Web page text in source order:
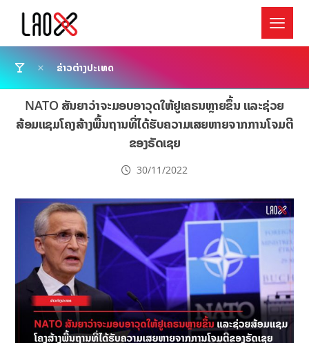
ຂ່າວຕ່າງປະເທດ
NATO ສັນຍາວ່າຈະມອບອາວຸດໃຫ້ຢູເຄຣນຫຼາຍຂຶ້ນ ແລະຊ່ວຍ
ສ້ອມແຊມໂຄງສ້າງພື້ນຖານທີ່ໄດ້ຮັບຄວາມເສຍຫາຍຈາກການໂຈມຕີ
ຂອງຣັດເຊຍ
30/11/2022